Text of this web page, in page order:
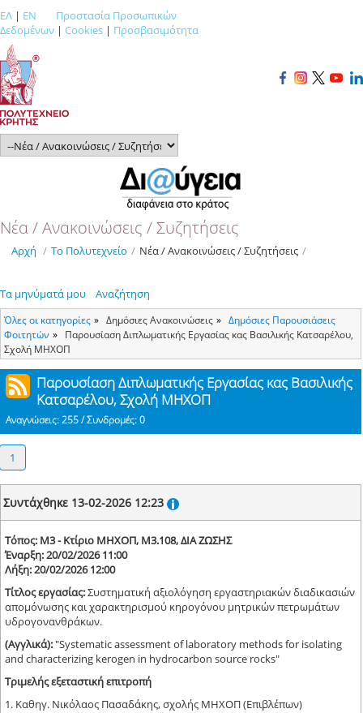
ΕΛ | EN
Προστασία Προσωπικών
Δεδομένων | Cookies | Προσβασιμότητα
Νέα / Ανακοινώσεις / Συζητήσεις
Αρχή / Το Πολυτεχνείο / Νέα / Ανακοινώσεις / Συζητήσεις /
Τα μηνύματά μου Αναζήτηση
Όλες οι κατηγορίες Δημόσιες Ανακοινώσεις
Δημόσιες Παρουσιάσεις
Φοιτητών
Παρουσίαση Διπλωματικής Εργασίας κας Βασιλικής Κατσαρέλου,
Σχολή ΜΗΧΟΠ
Παρουσίαση Διπλωματικής Εργασίας κας Βασιλικής
Κατσαρέλου, Σχολή ΜΗΧΟΠ
Αναγνώσεις: 255 / Συνδρομές: 0
1
Συντάχθηκε 13-02-2026 12:23
Τόπος: Μ3 - Κτίριο ΜΗΧΟΠ, Μ3.108, ΔΙΑ ΖΩΣΗΣ
Έναρξη: 20/02/2026 11:00
Λήξη: 20/02/2026 12:00
Τίτλος εργασίας:Συστηματική αξιολόγηση εργαστηριακών διαδικασιών
απομόνωσης και χαρακτηρισμού κηρογόνου μητρικών πετρωμάτων
υδρογονανθράκων.
(Αγγλικά):"Systematic assessment of laboratory methods for isolating
and characterizing kerogen in hydrocarbon source rocks"
Tριμελής εξεταστική επιτροπή
1. Καθηγ. Νικόλαος Πασαδάκης, σχολής ΜΗΧΟΠ (Επιβλέπων)